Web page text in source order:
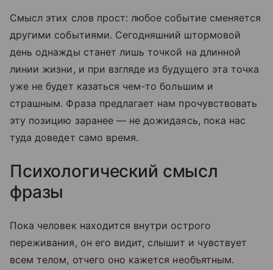
Смысл этих слов прост: любое событие сменяется
другими событиями. Сегодняшний штормовой
день однажды станет лишь точкой на длинной
линии жизни, и при взгляде из будущего эта точка
уже не будет казаться чем-то большим и
страшным. Фраза предлагает нам прочувствовать
эту позицию заранее — не дожидаясь, пока нас
туда доведет само время.
Психологический смысл
фразы
Пока человек находится внутри острого
переживания, он его видит, слышит и чувствует
всем телом, отчего оно кажется необъятным.